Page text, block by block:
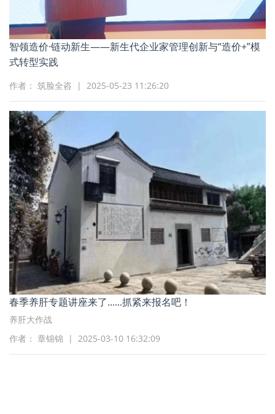
智领造价·链动新生——新生代企业家管理创新与“造价+”模
式转型实践
作者： 筑脸全咨 | 2025-05-23 11:26:20
春季养肝专题讲座来了......抓紧来报名吧！
养肝大作战
作者： 章锦锦 | 2025-03-10 16:32:09